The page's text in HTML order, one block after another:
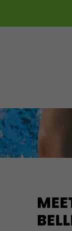
Le